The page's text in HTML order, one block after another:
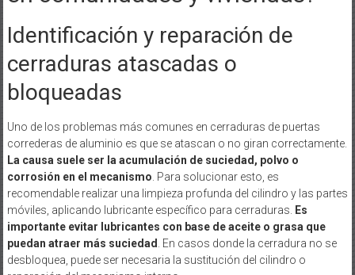
Identificación y reparación de
cerraduras atascadas o
bloqueadas
Uno de los problemas más comunes en cerraduras de puertas
correderas de aluminio es que se atascan o no giran correctamente.
La causa suele ser la acumulación de suciedad, polvo o
corrosión en el mecanismo. Para solucionar esto, es
recomendable realizar una limpieza profunda del cilindro y las partes
móviles, aplicando lubricante específico para cerraduras. Es
importante evitar lubricantes con base de aceite o grasa que
puedan atraer más suciedad. En casos donde la cerradura no se
desbloquea, puede ser necesaria la sustitución del cilindro o